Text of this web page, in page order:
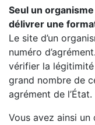
Seul un
délivrer une
Le site d’un
numéro
vérifier la légitimité
grand nombre de
agrément de l’État.
Vous avez ainsi